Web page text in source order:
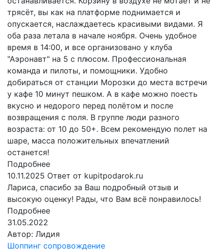
трясёт, вы как на платформе поднимается и
опускается, наслаждаетесь красивыми видами. Я
оба раза летала в начале ноября. Очень удобное
время в 14:00, и все организовано у клуба
"Аэронавт" на 5 с плюсом. Профессиональная
команда и пилоты, и помощники. Удобно
добираться от станции Морозки до места встречи
у кафе 10 минут пешком. А в кафе можно поесть
вкусно и недорого перед полётом и после
возвращения с поля. В группе люди разного
возраста: от 10 до 50+. Всем рекомендую полет на
шаре, масса положительных впечатлений
останется!
Подробнее
10.11.2025 Ответ от kupitpodarok.ru
Лариса, спасибо за Ваш подробный отзыв и
высокую оценку! Рады, что Вам всё понравилось!
Подробнее
31.05.2022
Автор: Лидия
Шоппинг сопровождение